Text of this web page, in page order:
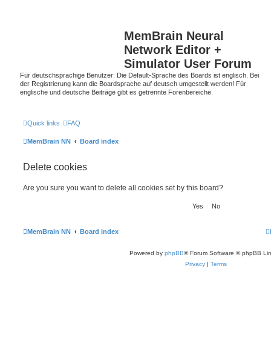
MemBrain Neural
Network Editor +
Simulator User Forum
Für deutschsprachige Benutzer: Die Default-Sprache des Boards ist englisch. Bei
der Registrierung kann die Boardsprache auf deutsch umgestellt werden! Für
englische und deutsche Beiträge gibt es getrennte Forenbereiche.
Quick links FAQ
MemBrain NN Board index
Delete cookies
Are you sure you want to delete all cookies set by this board?
MemBrain NN Board index
Powered by phpBB® Forum Software © phpBB
Privacy | Terms